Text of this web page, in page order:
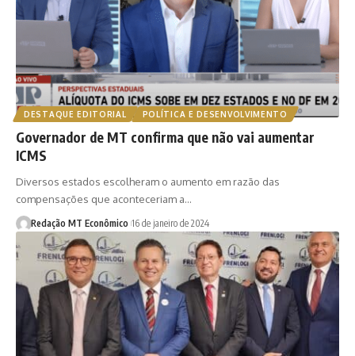
DESTAQUE EDITORIAL POLÍTICA E DESENVOLVIMENTO
Governador de MT confirma que não vai aumentar
ICMS
Diversos estados escolheram o aumento em razão das
compensações que aconteceriam a…
Redação MT Econômico 16 de janeiro de 2024